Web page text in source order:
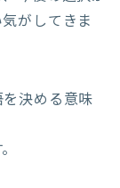
がしてきま
決める意味